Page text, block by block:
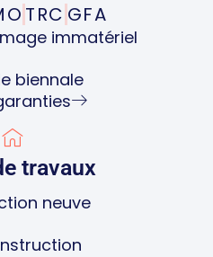
TRC GFA
immatériel
biennale
travaux
neuve